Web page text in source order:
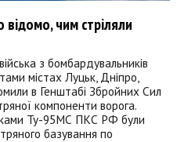
чим стріляли
з бомбардувальників
містах Луцьк, Дніпро,
в Генштабі Збройних Сил
компоненти ворога.
Ту-95МС ПКС РФ були
базування по